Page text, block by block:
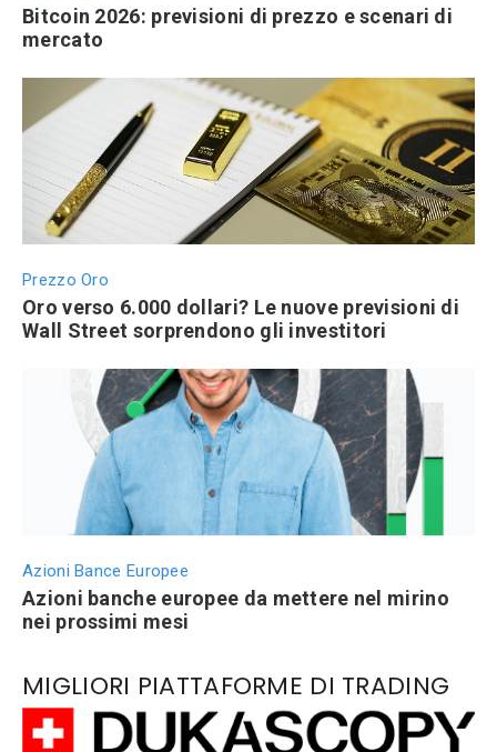
Bitcoin 2026: previsioni di prezzo e scenari di
mercato
Prezzo Oro
Oro verso 6.000 dollari? Le nuove previsioni di
Wall Street sorprendono gli investitori
Azioni Bance Europee
Azioni banche europee da mettere nel mirino
nei prossimi mesi
MIGLIORI PIATTAFORME DI TRADING